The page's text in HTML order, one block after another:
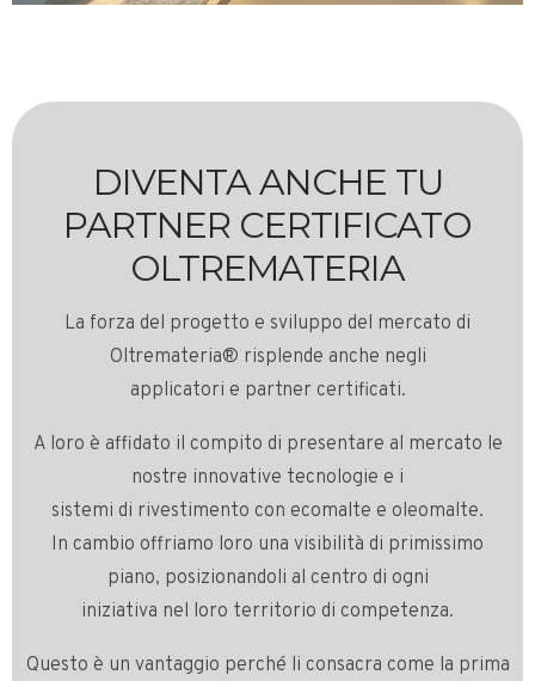
DIVENTA ANCHE TU
PARTNER CERTIFICATO
OLTREMATERIA
La forza del progetto e sviluppo del mercato di
Oltremateria® risplende anche negli
applicatori e partner certificati.
A loro è affidato il compito di presentare al mercato le
nostre innovative tecnologie e i
sistemi di rivestimento con ecomalte e oleomalte.
In cambio offriamo loro una visibilità di primissimo
piano, posizionandoli al centro di ogni
iniziativa nel loro territorio di competenza.
Questo è un vantaggio perché li consacra come la prima